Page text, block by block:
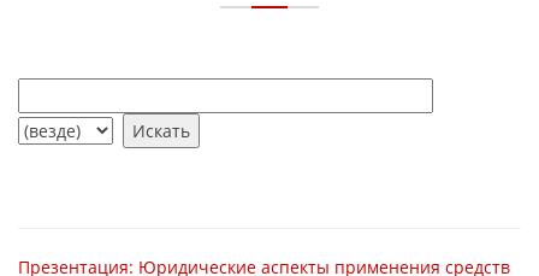
Презентация: Юридические аспекты применения средств